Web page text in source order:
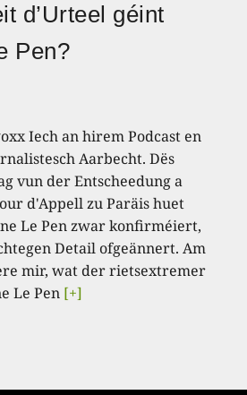
d’Urteel géint
Pen?
Iech an hirem Podcast en
Aarbecht. Dës
vun der Entscheedung a
d'Appell zu Paräis huet
Le Pen zwar konfirméiert,
Detail ofgeännert. Am
mir, wat der rietsextremer
Le Pen [+]